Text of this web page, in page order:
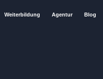
Weiterbildung Agentur Blog